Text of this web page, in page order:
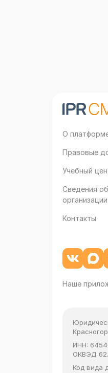
О
Правовые
Учебный
Сведения
организации
Контакты
Наше
ИНН:
ОКВЭД
Код вида